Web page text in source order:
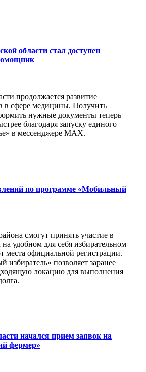
области стал доступен
продолжается развитие
в сфере медицины. Получить
нужные документы теперь
благодаря запуску единого
в мессенджере MAX.
по программе «Мобильный
смогут принять участие в
удобном для себя избирательном
места официальной регистрации.
позволяет заранее
локацию для выполнения
начался прием заявок на
фермер»